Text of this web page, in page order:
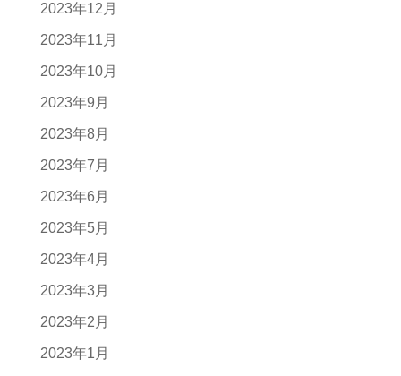
2023年12月
2023年11月
2023年10月
2023年9月
2023年8月
2023年7月
2023年6月
2023年5月
2023年4月
2023年3月
2023年2月
2023年1月